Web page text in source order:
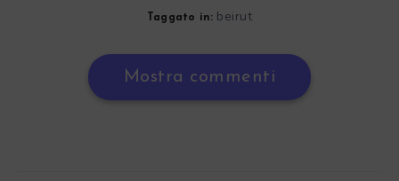
Taggato in: beirut
Mostra commenti